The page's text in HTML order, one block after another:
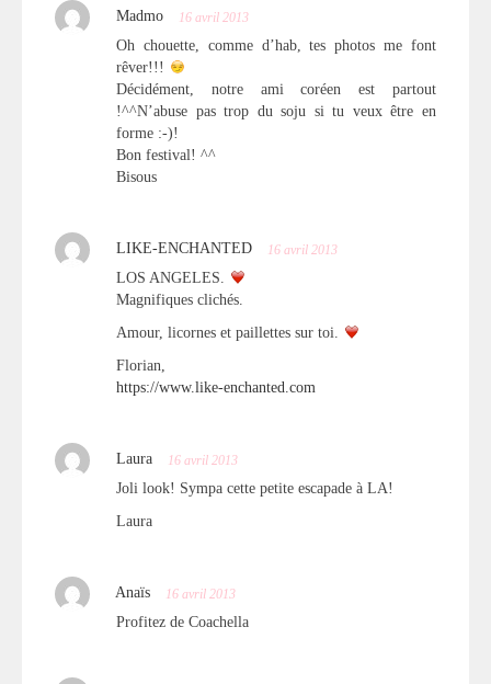
Madmo 16 avril 2013
Oh chouette, comme d’hab, tes photos me font
rêver!!!
Décidément, notre ami coréen est partout
!^^N’abuse pas trop du soju si tu veux être en
forme :-)!
Bon festival! ^^
Bisous
LIKE-ENCHANTED 16 avril 2013
LOS ANGELES.
Magnifiques clichés.
Amour, licornes et paillettes sur toi.
Florian,
https://www.like-enchanted.com
Laura 16 avril 2013
Joli look! Sympa cette petite escapade à LA!
Laura
Anaïs 16 avril 2013
Profitez de Coachella